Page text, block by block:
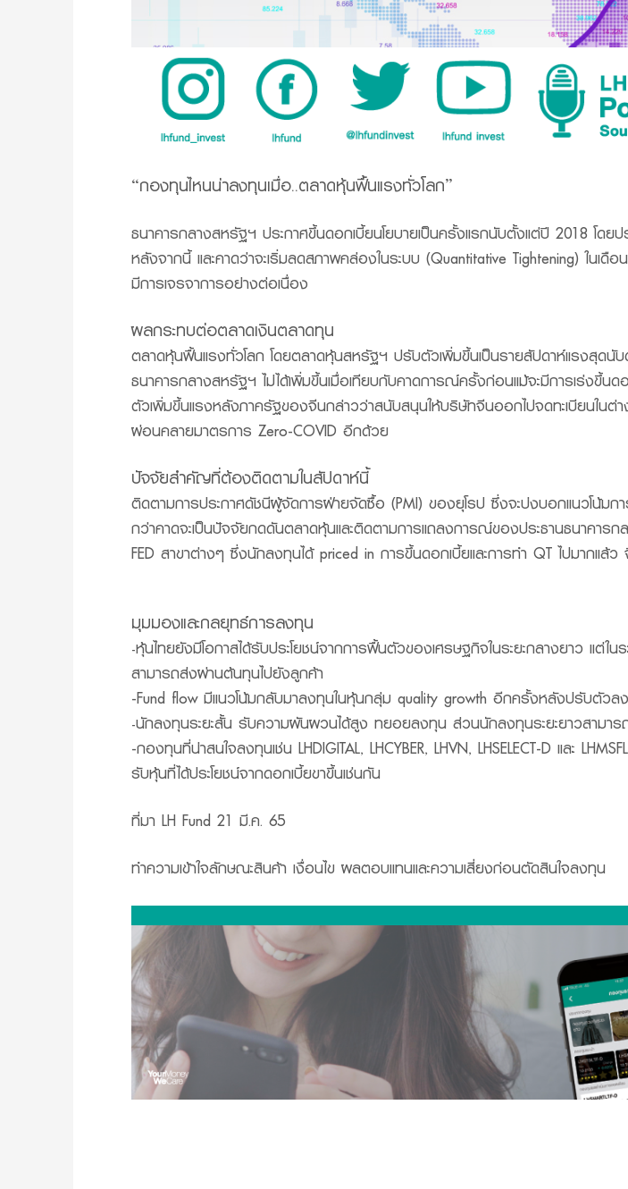
“กองทุนไหนน่าลงทุนเมื่อ..ตลาดหุ้นฟื้นแรงทั่วโลก”
ธนาคารกลางสหรัฐฯ ประกาศขึ้นดอกเบี้ยนโยบายเป็นครั้งแรกนับตั้งแต่ปี 2018 โดย
หลังจากนี้ และคาดว่าจะเริ่มลดสภาพคล่องในระบบ (Quantitative Tightening) ในเดื
มีการเจรจาการอย่างต่อเนื่อง
ผลกระทบต่อตลาดเงินตลาดทุน
ตลาดหุ้นฟื้นแรงทั่วโลก โดยตลาดหุ้นสหรัฐฯ ปรับตัวเพิ่มขึ้นเป็นรายสัปดาห์แรงสุด
ธนาคารกลางสหรัฐฯ ไม่ได้เพิ่มขึ้นเมื่อเทียบกับคาดการณ์ครั้งก่อนแม้จะมีการเร่งขึ้น
ตัวเพิ่มขึ้นแรงหลังภาครัฐของจีนกล่าวว่าสนับสนุนให้บริษัทจีนออกไปจดทะเบียนใน
ผ่อนคลายมาตรการ Zero-COVID อีกด้วย
ปัจจัยสำคัญที่ต้องติดตามในสัปดาห์นี้
ติดตามการประกาศดัชนีผู้จัดการฝ่ายจัดซื้อ (PMI) ของยุโรป ซึ่งจะบ่งบอกแนวโน้ม
กว่าคาดจะเป็นปัจจัยกดดันตลาดหุ้นและติดตามการแถลงการณ์ของประธานธนาคา
FED สาขาต่างๆ ซึ่งนักลงทุนได้ priced in การขึ้นดอกเบี้ยและการทำ QT ไปมากแล้
มุมมองและกลยุทธ์การลงทุน
-หุ้นไทยยังมีโอกาสได้รับประโยชน์จากการฟื้นตัวของเศรษฐกิจในระยะกลางยาว แ
สามารถส่งผ่านต้นทุนไปยังลูกค้า
-Fund flow มีแนวโน้มกลับมาลงทุนในหุ้นกลุ่ม quality growth อีกครั้งหลังปรับตัว
-นักลงทุนระยะสั้น รับความผันผวนได้สูง ทยอยลงทุน ส่วนนักลงทุนระยะยาวสามา
-กองทุนที่น่าสนใจลงทุนเช่น LHDIGITAL, LHCYBER, LHVN, LHSELECT-D และ
รับหุ้นที่ได้ประโยชน์จากดอกเบี้ยขาขึ้นเช่นกัน
ที่มา LH Fund 21 มี.ค. 65
ทำความเข้าใจลักษณะสินค้า เงื่อนไข ผลตอบแทนและความเสี่ยงก่อนตัดสินใจลงทุน